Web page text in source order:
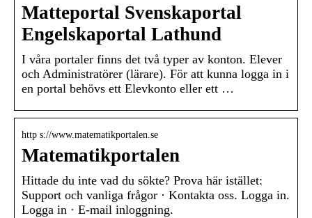
Matteportal Svenskaportal
Engelskaportal Lathund
I våra portaler finns det två typer av konton. Elever
och Administratörer (lärare). För att kunna logga in i
en portal behövs ett Elevkonto eller ett …
http s://www.matematikportalen.se
Matematikportalen
Hittade du inte vad du sökte? Prova här istället:
Support och vanliga frågor · Kontakta oss. Logga in.
Logga in · E-mail inloggning.